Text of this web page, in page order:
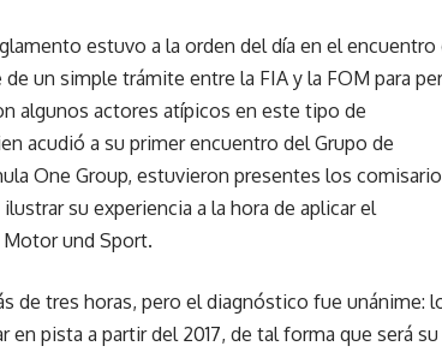
estuvo a la orden del día en el encuentro
un simple trámite entre la FIA y la FOM para
algunos actores atípicos en este tipo de
acudió a su primer encuentro del Grupo de
One Group, estuvieron presentes los
su experiencia a la hora de aplicar el
und Sport.
de tres horas, pero el diagnóstico fue unánime:
pista a partir del 2017, de tal forma que será su